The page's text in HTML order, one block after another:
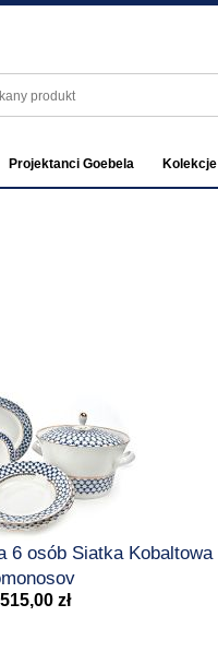
Projektanci Goebela Kolekcje
6 osób Siatka Kobaltowa
zł